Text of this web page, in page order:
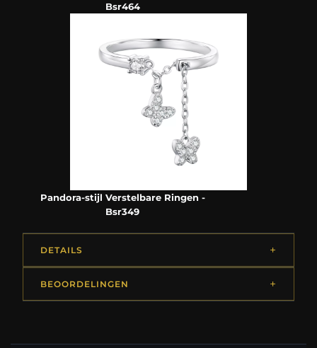
Bsr464
Pandora-stijl Verstelbare Ringen -
Bsr349
DETAILS
BEOORDELINGEN